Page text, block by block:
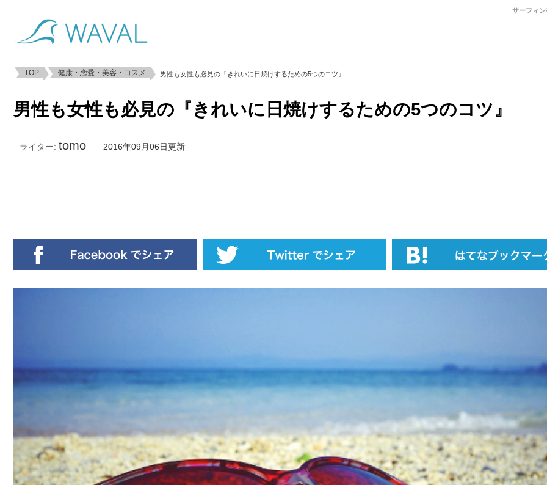
サーフィ
TOP 健康・恋愛・美容・コスメ 男性も女性も必見の『きれいに日焼けするための5つのコツ』
男性も女性も必見の『きれいに日焼けするための5つのコツ』
ライター: tomo 2016年09月06日更新